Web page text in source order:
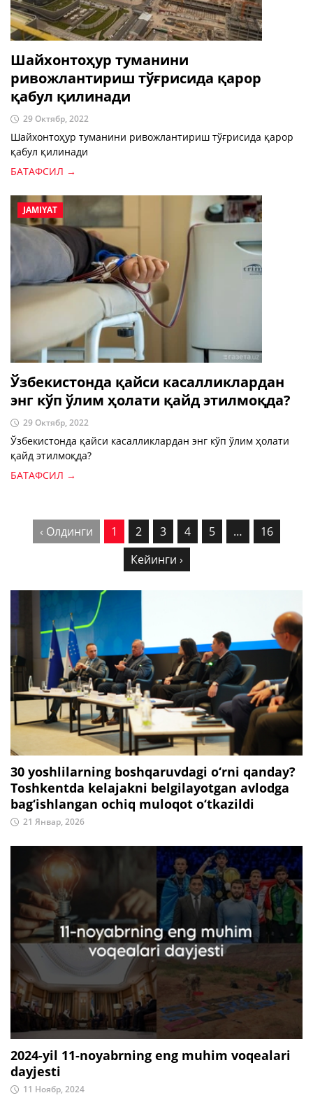
Шайхонтоҳур туманини
ривожлантириш тўғрисида қарор
қабул қилинади
29 Октябр, 2022
Шайхонтоҳур туманини ривожлантириш тўғрисида қарор
қабул қилинади
БАТАФСИЛ →
JAMIYAT
Ўзбекистонда қайси касалликлардан
энг кўп ўлим ҳолати қайд этилмоқда?
29 Октябр, 2022
Ўзбекистонда қайси касалликлардан энг кўп ўлим ҳолати
қайд этилмоқда?
БАТАФСИЛ →
‹ Олдинги 1 2 3 4 5 …
16
Кейинги ›
30 yoshlilarning boshqaruvdagi o‘rni qanday?
Toshkentda kelajakni belgilayotgan avlodga
bag‘ishlangan ochiq muloqot o‘tkazildi
21 Январ, 2026
2024-yil 11-noyabrning eng muhim voqealari
dayjesti
11 Ноябр, 2024